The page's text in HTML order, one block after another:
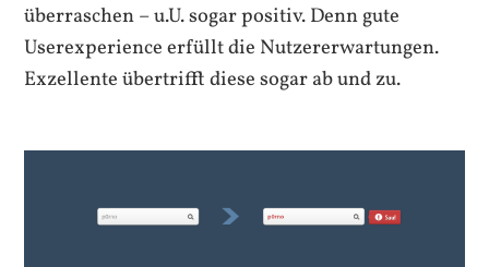
überraschen – u.U. sogar positiv. Denn gute
Userexperience erfüllt die Nutzererwartungen.
Exzellente übertrifft diese sogar ab und zu.